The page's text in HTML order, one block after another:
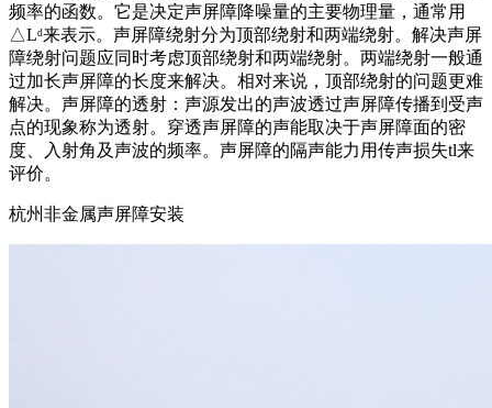
频率的函数。它是决定声屏障降噪量的主要物理量，通常用
△Lᵈ来表示。声屏障绕射分为顶部绕射和两端绕射。解决声屏
障绕射问题应同时考虑顶部绕射和两端绕射。两端绕射一般通
过加长声屏障的长度来解决。相对来说，顶部绕射的问题更难
解决。声屏障的透射：声源发出的声波透过声屏障传播到受声
点的现象称为透射。穿透声屏障的声能取决于声屏障面的密
度、入射角及声波的频率。声屏障的隔声能力用传声损失tl来
评价。
杭州非金属声屏障安装